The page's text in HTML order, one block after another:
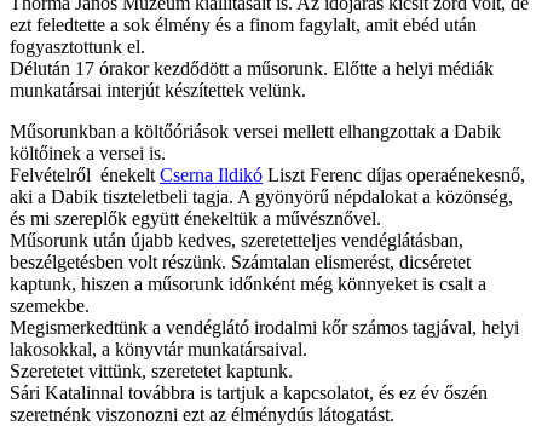
ezt feledtette a sok élmény és a finom fagylalt, amit ebéd után
fogyasztottunk el.
Délután 17 órakor kezdődött a műsorunk. Előtte a helyi médiák
munkatársai interjút készítettek velünk.
Műsorunkban a költőóriások versei mellett elhangzottak a Dabik
költőinek a versei is.
Felvételről énekelt Cserna Ildikó Liszt Ferenc díjas operaénekesnő,
aki a Dabik tiszteletbeli tagja. A gyönyörű népdalokat a közönség,
és mi szereplők együtt énekeltük a művésznővel.
Műsorunk után újabb kedves, szeretetteljes vendéglátásban,
beszélgetésben volt részünk. Számtalan elismerést, dicséretet
kaptunk, hiszen a műsorunk időnként még könnyeket is csalt a
szemekbe.
Megismerkedtünk a vendéglátó irodalmi kőr számos tagjával, helyi
lakosokkal, a könyvtár munkatársaival.
Szeretetet vittünk, szeretetet kaptunk.
Sári Katalinnal továbbra is tartjuk a kapcsolatot, és ez év őszén
szeretnénk viszonozni ezt az élménydús látogatást.